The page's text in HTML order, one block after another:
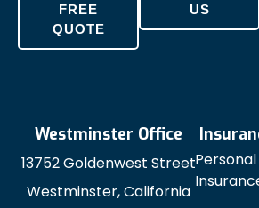
FREE
QUOTE
US
Westminster Office
13752 Goldenwest Street
Westminster, California
Personal